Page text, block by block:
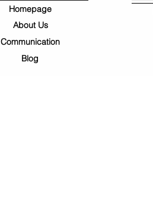
Homepage
About Us
Communication
Blog